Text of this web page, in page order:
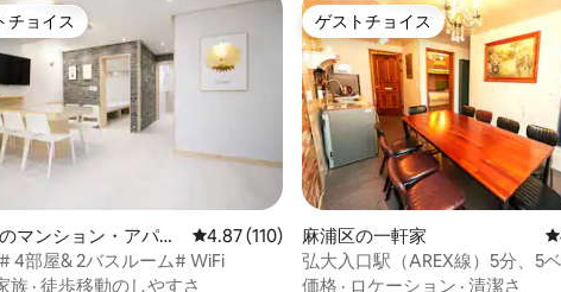
中4.85つ星の平均評価
チョイス
チョイス
マンション・アパー
レビュー110件、5つ星中4.87つ星の平均評価
4.87 (110)
4部屋& 2バスルーム# WiFi
族 · 徒歩移動のしやすさ
ゲストチョイス
ゲストチョイス
麻浦区の一軒家
弘大入口駅（AREX線）5分、5
ム、4バスルーム
価格 · ロケーション · 清潔さ